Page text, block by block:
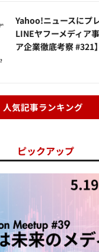
Yahoo!ニュースにプ
LINEヤフーメディア
ア企業徹底考察 #321】
人気記事ランキング
ピックアップ